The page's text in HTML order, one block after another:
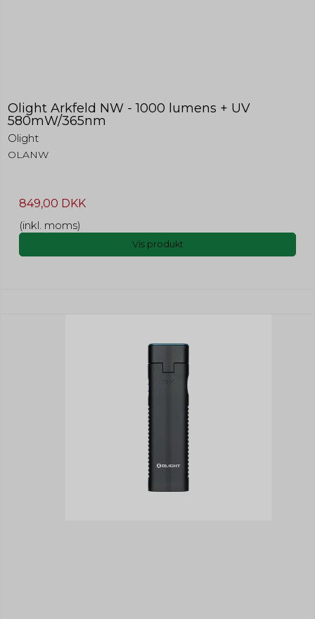
Olight Arkfeld NW - 1000 lumens + UV
580mW/365nm
Olight
OLANW
849,00 DKK
(inkl. moms)
Vis produkt